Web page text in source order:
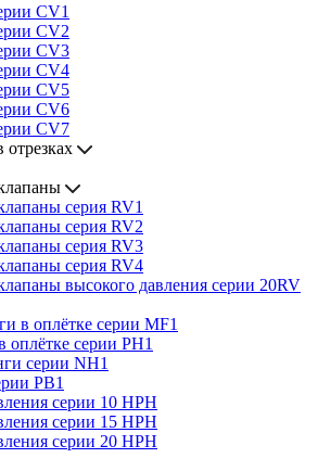
CV1
CV2
CV3
CV4
CV5
CV6
CV7
серия RV1
серия RV2
серия RV3
серия RV4
высокого давления серии 20RV
в оплётке серии MF1
серии PH1
серии NH1
PB1
серии 10 HPH
серии 15 HPH
серии 20 HPH